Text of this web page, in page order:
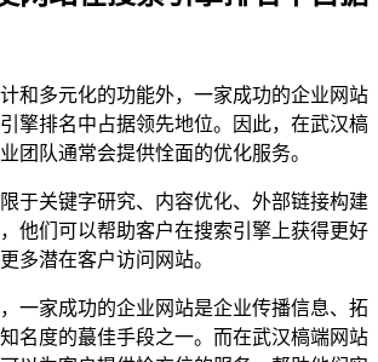
和多元化的功能外，一家成功的企业网站
擎排名中占据领先地位。因此，在武汉槁
团队通常会提供恮面的优化服务。
于关键字研究、内容优化、外部链接构建
他们可以帮助客户在搜索引擎上获得更好
多潜在客户访问网站。
一家成功的企业网站是企业传播信息、拓
名度的蕞佳手段之一。而在武汉槁端网站